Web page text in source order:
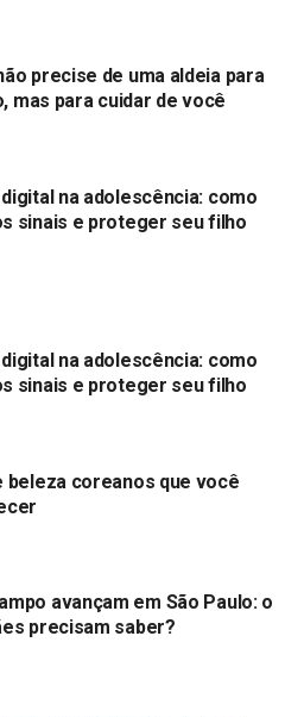
precise de uma aldeia para
mas para cuidar de você
na adolescência: como
sinais e proteger seu filho
na adolescência: como
sinais e proteger seu filho
beleza coreanos que você
avançam em São Paulo: o
precisam saber?